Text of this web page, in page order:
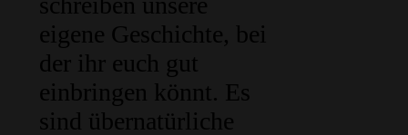
eigene Geschichte, bei
der ihr euch gut
einbringen könnt. Es
sind übernatürliche